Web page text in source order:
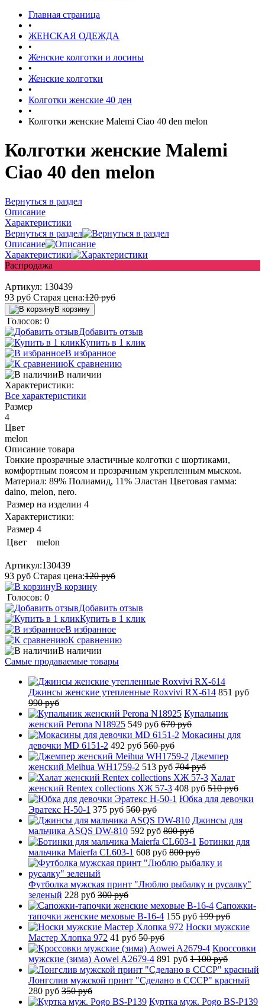
Главная страница
•
ЖЕНСКАЯ ОДЕЖДА
•
Женские колготки и лосины
•
Женские колготки
•
Колготки женские 40 ден
•
Колготки женские Malemi Ciao 40 den melon
Колготки женские Malemi
Ciao 40 den melon
Вернуться в раздел
Описание
Характеристики
Вернуться в раздел
Описание
Характеристики
Распродажа
Артикул: 130439
93 руб Старая цена:120руб
В корзину
Голосов: 0
Добавить отзыв
Купить в 1 клик
В избранное
К сравнению
В наличии
Характеристики:
Все характеристики
Размер
4
Цвет
melon
Описание товара
Тонкие прозрачные эластичные колготки с шортиками,
комфортным поясом и прозрачным укрепленным мыском.
Материал: 89% Полиамид, 11% Эластан Цветовая гамма:
daino, melon, nero.
Размер на изделии 4
Характеристики:
Размер 4
Цвет
melon
Артикул:130439
93 руб Старая цена:120руб
В корзину
Голосов: 0
Добавить отзыв
Купить в 1 клик
В избранное
К сравнению
В наличии
Самые продаваемые товары
Джинсы женские утепленные Roxvivi RX-614 851 руб
990 руб
Купальник
женский Perona N18925 549 руб 670 руб
Мокасины для
девочки MD 6151-2 492 руб 560 руб
Джемпер
женский Meihua WH1759-2 513 руб 704 руб
Халат
женский Rentex collections ХЖ 57-3 408 руб 510 руб
Юбка для девочки
Эратекс H-50-1 375 руб 560 руб
Джинсы для
мальчика ASQS DW-810 592 руб 800 руб
Ботинки для
мальчика Maierfa CL603-1 608 руб 800 руб
Футболка мужская принт "Люблю рыбалку и русалку"
зеленый 228 руб 300 руб
Сапожки-
тапочки женские меховые B-16-4 155 руб 199 руб
Носки мужские
Мастер Хлопка 972 41 руб 50 руб
Кроссовки
мужские (зима) Aowei A2679-4 891 руб 1 100 руб
Лонгслив мужской принт "Сделано в СССР" красный
280 руб 350 руб
Куртка муж. Pogo BS-P139